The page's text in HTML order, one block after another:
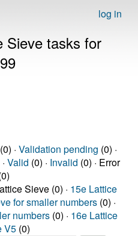
log in
Sieve tasks for
· Validation pending (0) ·
Valid (0) · Invalid (0) · Error
Sieve (0) · 15e Lattice
for smaller numbers (0) ·
numbers (0) · 16e Lattice
V5 (0)